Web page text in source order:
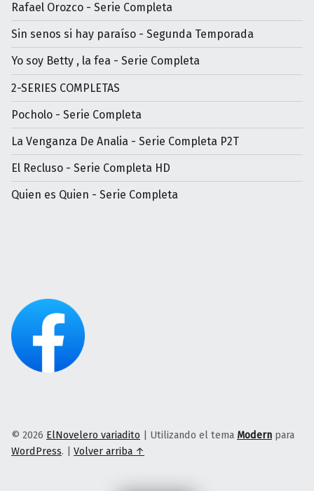
Rafael Orozco - Serie Completa
Sin senos si hay paraíso - Segunda Temporada
Yo soy Betty , la fea - Serie Completa
2-SERIES COMPLETAS
Pocholo - Serie Completa
La Venganza De Analia - Serie Completa P2T
El Recluso - Serie Completa HD
Quien es Quien - Serie Completa
© 2026 ElNovelero variadito | Utilizando el tema Modern para
WordPress. | Volver arriba ↑